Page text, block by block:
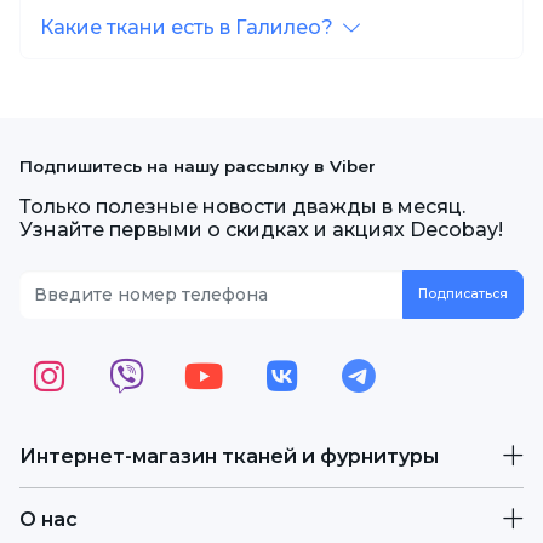
Какие ткани есть в Галилео?
Интернет-магазин тканей и фурнитуры
О нас
Подпишитесь на нашу рассылку в Viber
Только полезные новости дважды в месяц.
Узнайте первыми о скидках и акциях Decobay!